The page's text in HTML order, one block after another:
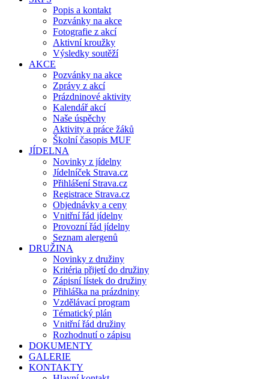
Popis a kontakt
Pozvánky na akce
Fotografie z akcí
Aktivní kroužky
Výsledky soutěží
AKCE
Pozvánky na akce
Zprávy z akcí
Prázdninové aktivity
Kalendář akcí
Naše úspěchy
Aktivity a práce žáků
Školní časopis MUF
JÍDELNA
Novinky z jídelny
Jídelníček Strava.cz
Přihlášení Strava.cz
Registrace Strava.cz
Objednávky a ceny
Vnitřní řád jídelny
Provozní řád jídelny
Seznam alergenů
DRUŽINA
Novinky z družiny
Kritéria přijetí do družiny
Zápisní lístek do družiny
Přihláška na prázdniny
Vzdělávací program
Tématický plán
Vnitřní řád družiny
Rozhodnutí o zápisu
DOKUMENTY
GALERIE
KONTAKTY